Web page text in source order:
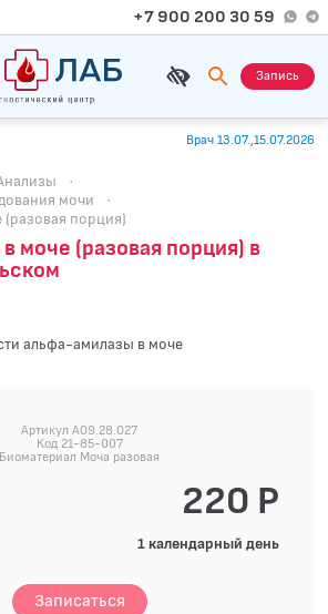
+7 900 200 30 59
Запись
Врач 13.07.,15.07.2026
·
мочи
·
порция)
моче (разовая порция) в
альфа-амилазы в моче
Артикул A09.28.027
Код 21-85-007
Биоматериал Моча разовая
220 Р
1 календарный день
Записаться